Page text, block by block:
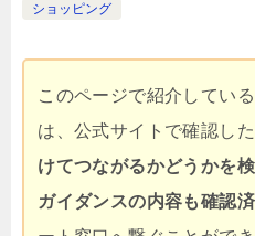
ショッピング
このページで紹介してい
は、公式サイトで確認し
けてつながるかどうかを
ガイダンスの内容も確認